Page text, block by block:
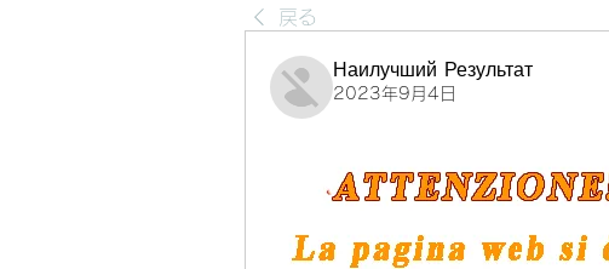
戻る
Наилучший Результат
2023年9月4日